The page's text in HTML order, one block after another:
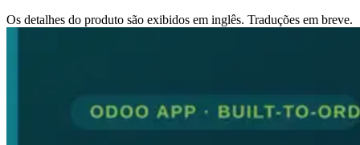
Os detalhes do produto são exibidos em inglês. Traduções em breve.